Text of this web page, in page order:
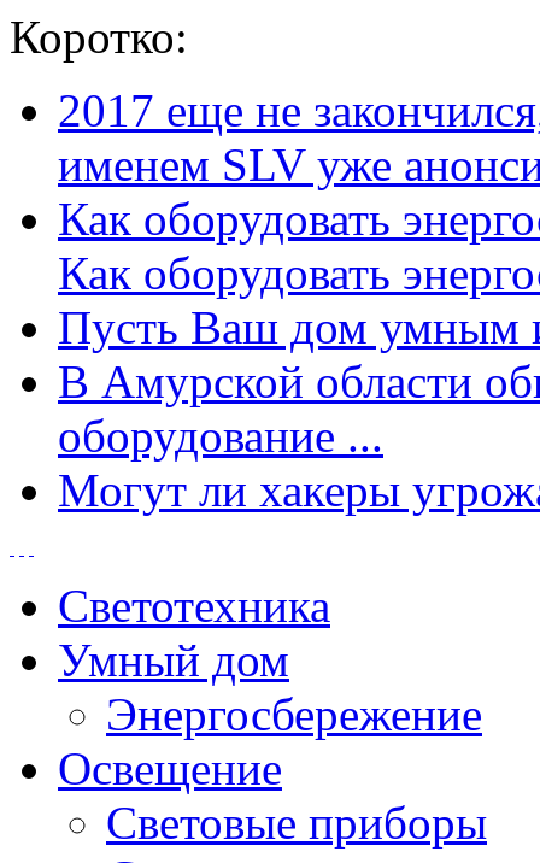
Коротко:
2017 еще не
именем SLV уже
Как оборудовать
Как оборудовать
Пусть Ваш дом умным
В Амурской области
оборудование ...
Могут ли хакеры
Светотехника
Умный дом
Энергосбережение
Освещение
Световые приборы